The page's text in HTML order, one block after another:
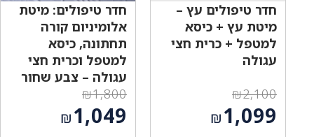
חדר טיפולים עץ –
מיטת עץ + כיסא
למטפל + כרית חצי
עגולה
₪2,100
המחיר
המקורי
₪1,099
חדר טיפולים: מיטת
אלומיניום קורה
תחתונה, כיסא
למטפל וכרית חצי
עגולה – צבע שחור
₪1,800
המחיר
המקורי
₪1,049